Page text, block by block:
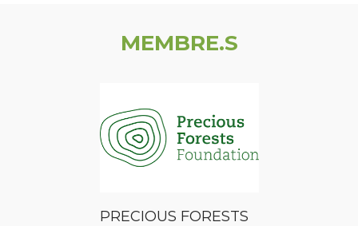
MEMBRE.S
PRECIOUS FORESTS